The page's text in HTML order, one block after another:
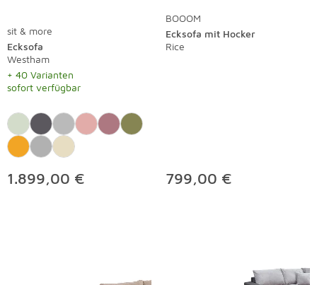
sit & more
Ecksofa
Westham
+ 40 Varianten
sofort verfügbar
1.899,00 €
BOOOM
Ecksofa mit Hocker
Rice
799,00 €